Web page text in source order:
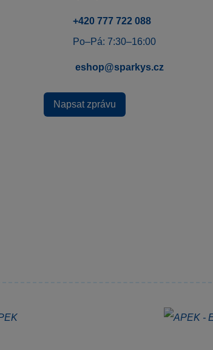
+420 777 722 088
Po–Pá: 7:30–16:00
eshop@sparkys.cz
Napsat zprávu